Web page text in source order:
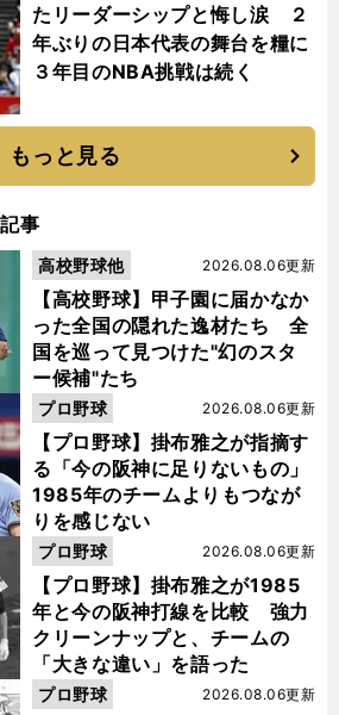
たリーダーシップと悔し涙 ２
年ぶりの日本代表の舞台を糧に
３年目のNBA挑戦は続く
もっと見る
事
【高校野球】甲子園に届かなか
った全国の隠れた逸材たち 全
国を巡って見つけた"幻のスタ
ー候補"たち
2026.08.06更新
高校野球他
【プロ野球】掛布雅之が指摘す
る「今の阪神に足りないもの」
1985年のチームよりもつなが
りを感じない
2026.08.06更新
プロ野球
【プロ野球】掛布雅之が1985
年と今の阪神打線を比較 強力
クリーンナップと、チームの
「大きな違い」を語った
2026.08.06更新
プロ野球
2026.08.06更新
プロ野球